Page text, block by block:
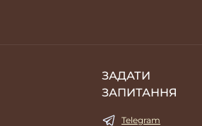
ЗАДАТИ
ЗАПИТАННЯ
Telegram